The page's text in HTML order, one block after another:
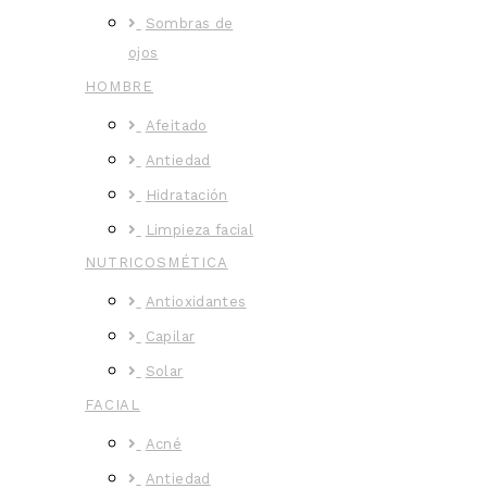
Sombras de
ojos
HOMBRE
Afeitado
Antiedad
Hidratación
Limpieza facial
NUTRICOSMÉTICA
Antioxidantes
Capilar
Solar
FACIAL
Acné
Antiedad